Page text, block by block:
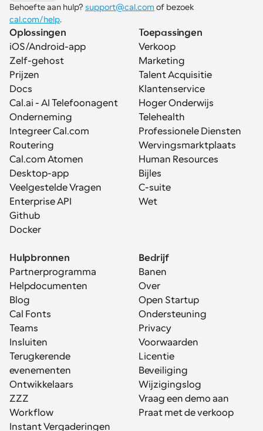
Behoefte aan hulp? support@cal.com
cal.com/help.
Oplossingen
iOS/Android-app
Zelf-gehost
Prijzen
Docs
Cal.ai - AI Telefoonagent
Onderneming
Integreer Cal.com
Routering
Cal.com Atomen
Desktop-app
Veelgestelde Vragen
Enterprise API
Github
Docker
Toepassingen
Verkoop
Marketing
Talent Acquisitie
Klantenservice
Hoger Onderwijs
Telehealth
Professionele Diensten
Wervingsmarktplaats
Human Resources
Bijles
C-suite
Wet
Hulpbronnen
Partnerprogramma
Helpdocumenten
Blog
Cal Fonts
Teams
Insluiten
Terugkerende
evenementen
Ontwikkelaars
ZZZ
Workflow
Instant Vergaderingen
Bedrijf
Banen
Over
Open Startup
Ondersteuning
Privacy
Voorwaarden
Licentie
Beveiliging
Wijzigingslog
Vraag een demo aan
Praat met de verkoop